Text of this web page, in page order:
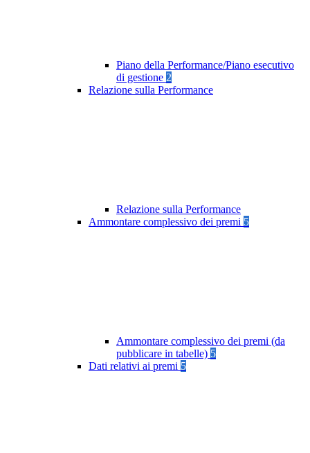
Piano della Performance/Piano esecutivo
di gestione 2
Relazione sulla Performance
Relazione sulla Performance
Ammontare complessivo dei premi 5
Ammontare complessivo dei premi (da
pubblicare in tabelle) 5
Dati relativi ai premi 5